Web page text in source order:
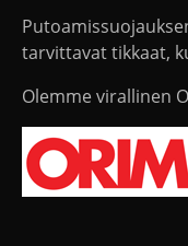
tarvittavat tikkaat,
Olemme virallinen